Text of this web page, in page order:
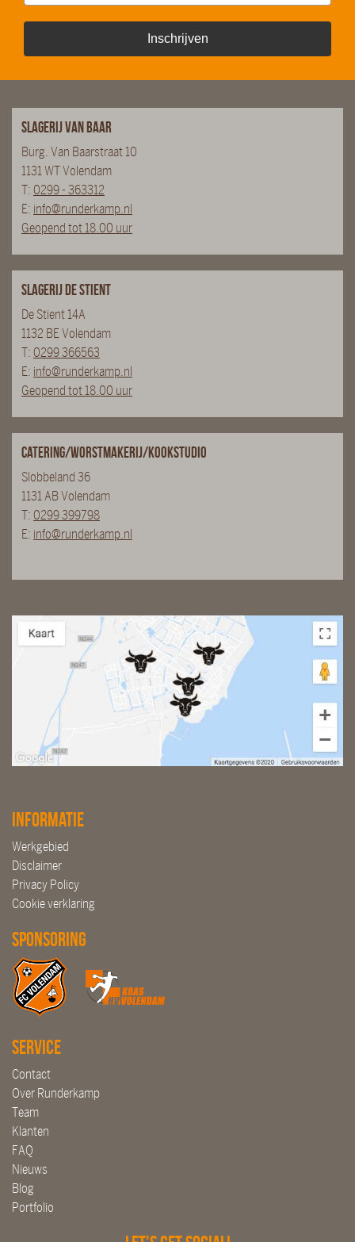
Inschrijven
Slagerij van Baar
Burg. Van Baarstraat 10
1131 WT Volendam
T: 0299 - 363312
E: info@runderkamp.nl
Geopend tot 18.00 uur
Slagerij De Stient
De Stient 14A
1132 BE Volendam
T: 0299 366563
E: info@runderkamp.nl
Geopend tot 18.00 uur
Catering/Worstmakerij/Kookstudio
Slobbeland 36
1131 AB Volendam
T: 0299 399798
E: info@runderkamp.nl
Informatie
Werkgebied
Disclaimer
Privacy Policy
Cookie verklaring
Sponsoring
Service
Contact
Over Runderkamp
Team
Klanten
FAQ
Nieuws
Blog
Portfolio